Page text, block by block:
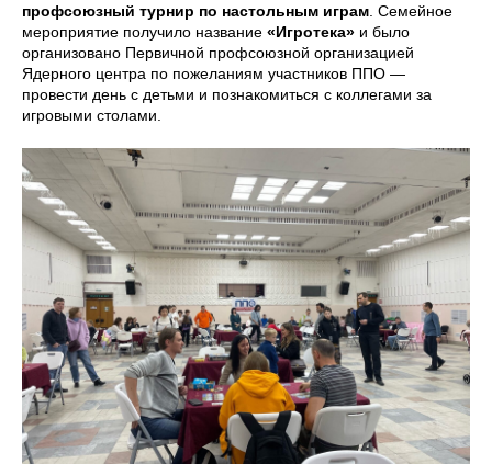
профсоюзный турнир по настольным играм . Семейное
мероприятие получило название «Игротека» и было
организовано Первичной профсоюзной организацией
Ядерного центра по пожеланиям участников ППО —
провести день с детьми и познакомиться с коллегами за
игровыми столами.